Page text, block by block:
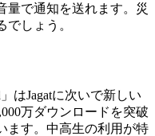
量で通知を送れます。災
しょう。
はJagatに次いで新しい
万ダウンロードを突破
ます。中高生の利用が特